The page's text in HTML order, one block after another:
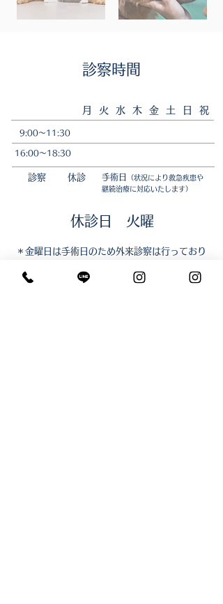
​診察時間
​月 火 水 木 金 土 日 祝
9:00〜11:30
16:00〜18:30
診察 休診 手術日
（状況により救急疾患や
継続治療に対応いたします）
​休診日 火曜
＊金曜日は手術日のため外来診察は行っており
ませんが、​救急の場合は状況によっては対応可